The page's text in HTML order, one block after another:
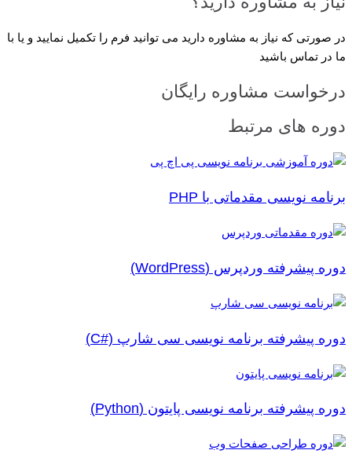
در صورتی که نیاز به مشاوره دارید می توانید فرم را تکمیل نمایید و یا با
ما در تماس باشید
درخواست مشاوره رایگان
دوره های مرتبط
برنامه نویسی مقدماتی با PHP
دوره پیشرفته وردپرس (WordPress)
دوره پیشرفته برنامه نویسی سی شارپ (#C)
دوره پیشرفته برنامه نویسی پایتون (Python)